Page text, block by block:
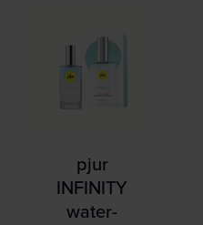
pjur
INFINITY
water-